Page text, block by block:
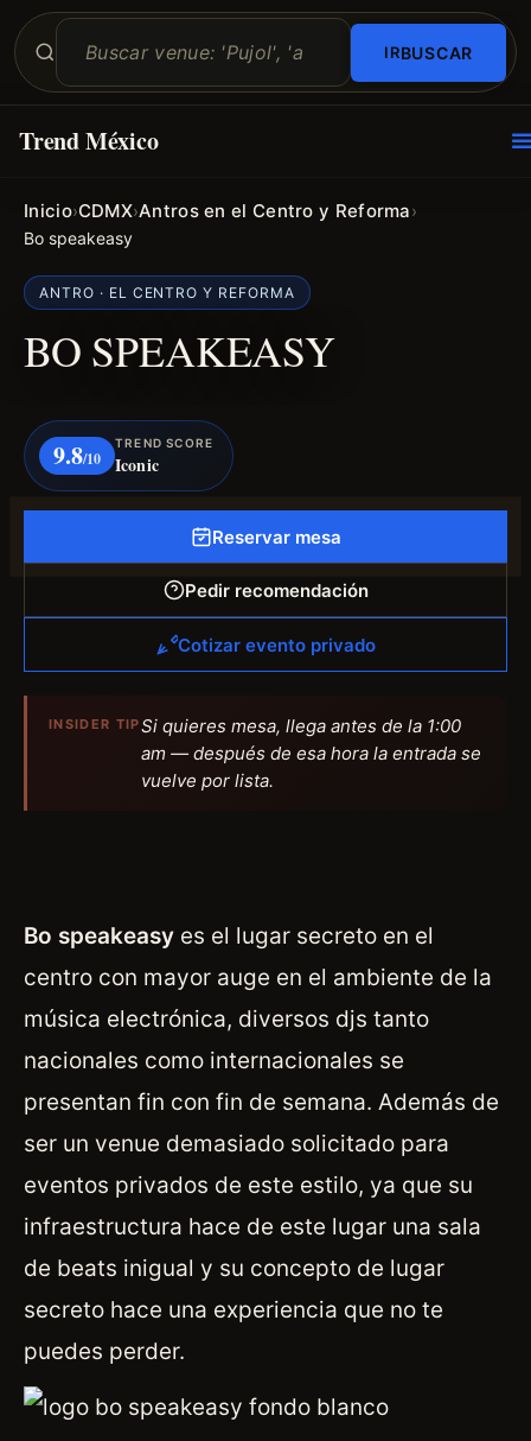
BUSCAR
Trend México
Inicio›CDMX›Antros en el Centro y Reforma›
Bo speakeasy
ANTRO · EL CENTRO Y REFORMA
BO SPEAKEASY
9.8/10
TREND SCORE
Iconic
Reservar mesa
Pedir recomendación
Cotizar evento privado
INSIDER TIPSi quieres mesa, llega antes de la 1:00
am — después de esa hora la entrada se
vuelve por lista.
Bo speakeasy es el lugar secreto en el
centro con mayor auge en el ambiente de la
música electrónica, diversos djs tanto
nacionales como internacionales se
presentan fin con fin de semana. Además de
ser un venue demasiado solicitado para
eventos privados de este estilo, ya que su
infraestructura hace de este lugar una sala
de beats inigual y su concepto de lugar
secreto hace una experiencia que no te
puedes perder.